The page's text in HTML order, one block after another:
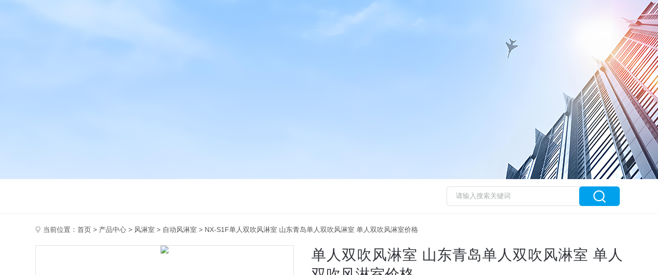
当前位置： 首页 > 产品中心 > 风淋室 > 自动风淋室 > NX-S1F单人双吹风淋室 山东青岛单人双吹风淋室 单人双吹风淋室价格
单人双吹风淋室 山东青岛单人双吹风淋室 单人